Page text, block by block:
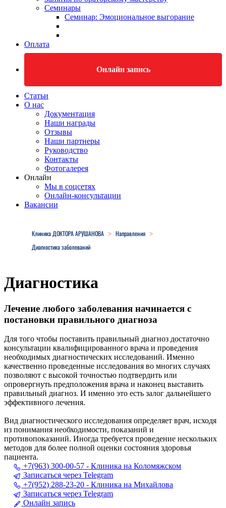
Семинары
Семинар: Эмоциональное выгорание
Оплата
Онлайн запись
Статьи
О нас
Документация
Наши награды
Отзывы
Наши партнеры
Руководство
Контакты
Фотогалерея
Онлайн
Мы в соцсетях
Онлайн-консультации
Вакансии
Клиника ДОКТОРА АРУШАНОВА > Направления >
Диагностика заболеваний
Диагностика
Лечение любого заболевания начинается с
постановки правильного диагноза
Для того чтобы поставить правильный диагноз достаточно
консультации квалифицированного врача и проведения
необходимых диагностических исследований. Именно
качественно проведенные исследования во многих случаях
позволяют с высокой точностью подтвердить или
опровергнуть предположения врача и наконец выставить
правильный диагноз. И именно это есть залог дальнейшего
эффективного лечения.
Вид диагностического исследования определяет врач, исходя
из понимания необходимости, показаний и
противопоказаний. Иногда требуется проведение нескольких
методов для более полной оценки состояния здоровья
пациента.
+7(963) 300-00-57 - Клиника на Коломяжском
Записаться через Telegram
+7(952) 288-23-20 - Клиника на Михайлова
Записаться через Telegram
Онлайн запись